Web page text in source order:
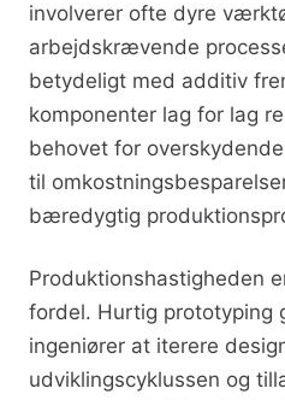
involverer ofte dyre
arbejdskrævende
betydeligt med additiv
komponenter lag for lag
behovet for
til
bæredygtig
Produktionshastigheden
fordel. Hurtig prototyping
ingeniører at iterere
udviklingscyklussen og